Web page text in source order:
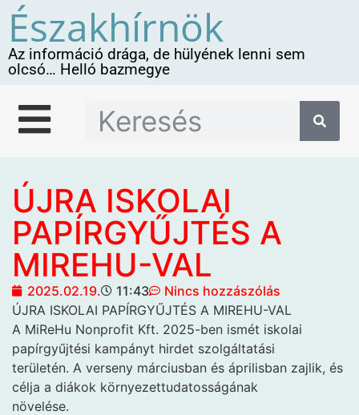
Északhírnök
Az információ drága, de hülyének lenni sem
olcsó… Helló bazmegye
ÚJRA ISKOLAI
PAPÍRGYŰJTÉS A
MIREHU-VAL
2025.02.19. 11:43
Nincs hozzászólás
ÚJRA ISKOLAI PAPÍRGYŰJTÉS A MIREHU-VAL
A MiReHu Nonprofit Kft. 2025-ben ismét iskolai
papírgyűjtési kampányt hirdet szolgáltatási
területén. A verseny márciusban és áprilisban zajlik, és
célja a diákok környezettudatosságának
növelése.